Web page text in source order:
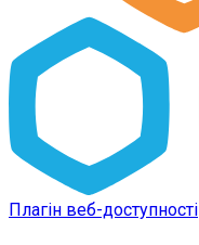
Плагін веб-доступності